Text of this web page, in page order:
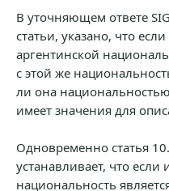
В уточняющем ответе
статьи, указано, что
аргентинской
с этой же
ли она
имеет значения для
Одновременно статья
устанавливает, что если
национальность